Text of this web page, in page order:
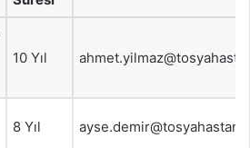
10 Yıl
8 Yıl